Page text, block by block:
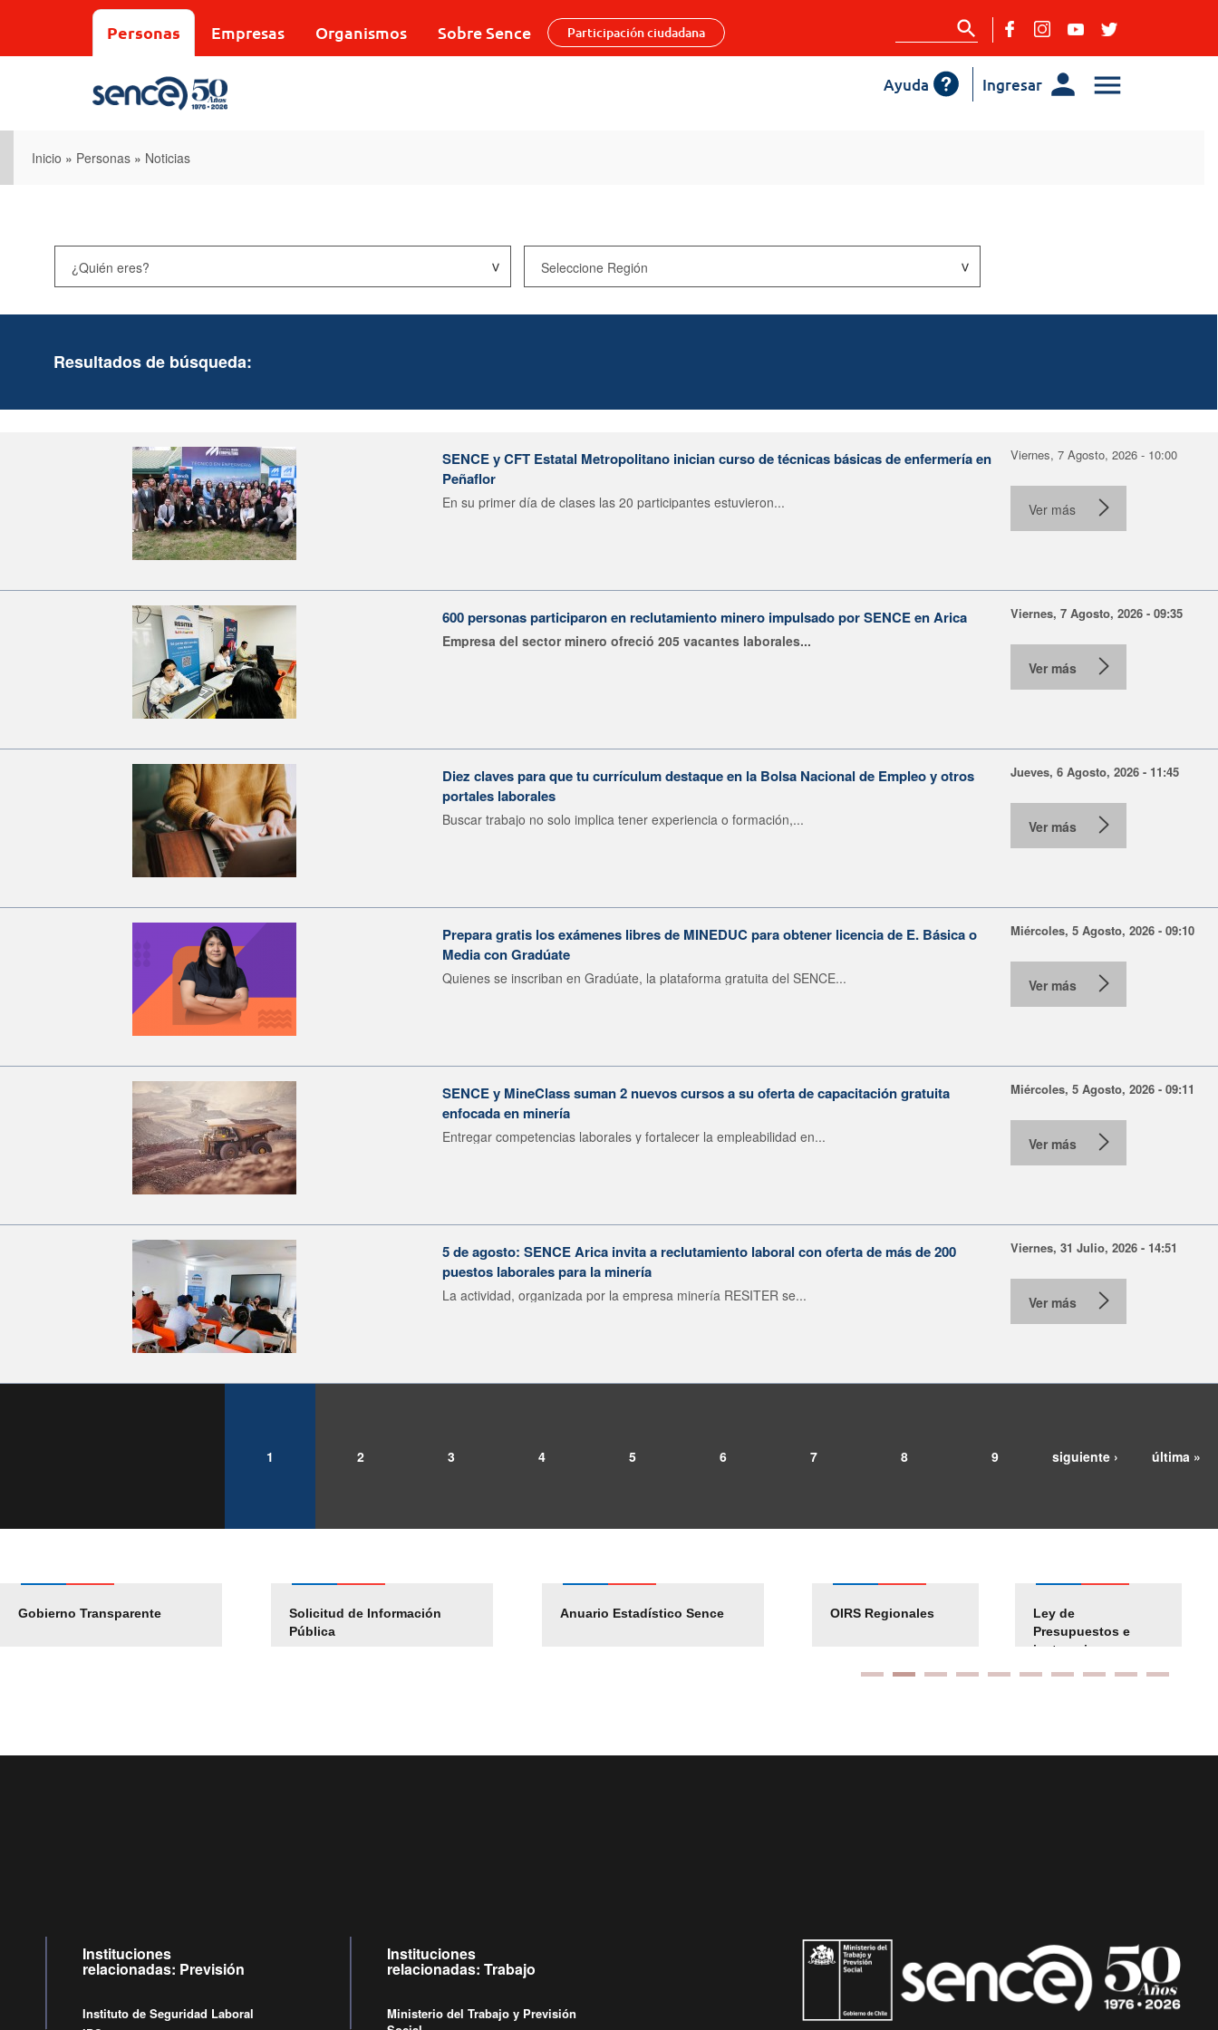
Personas Empresas Organismos Sobre Sence Participación ciudadana
Ingresar
Ayuda
Inicio » Personas » Noticias
Resultados de búsqueda:
SENCE y CFT Estatal Metropolitano inician curso de técnicas básicas de enfermería en
Peñaflor
En su primer día de clases las 20 participantes estuvieron...
Viernes, 7 Agosto, 2026 - 10:00
Ver más
600 personas participaron en reclutamiento minero impulsado por SENCE en Arica
Empresa del sector minero ofreció 205 vacantes laborales...
Viernes, 7 Agosto, 2026 - 09:35
Ver más
Diez claves para que tu currículum destaque en la Bolsa Nacional de Empleo y otros
portales laborales
Buscar trabajo no solo implica tener experiencia o formación,...
Jueves, 6 Agosto, 2026 - 11:45
Ver más
Prepara gratis los exámenes libres de MINEDUC para obtener licencia de E. Básica o
Media con Gradúate
Quienes se inscriban en Gradúate, la plataforma gratuita del SENCE...
Miércoles, 5 Agosto, 2026 - 09:10
Ver más
SENCE y MineClass suman 2 nuevos cursos a su oferta de capacitación gratuita
enfocada en minería
Entregar competencias laborales y fortalecer la empleabilidad en...
Miércoles, 5 Agosto, 2026 - 09:11
Ver más
5 de agosto: SENCE Arica invita a reclutamiento laboral con oferta de más de 200
puestos laborales para la minería
La actividad, organizada por la empresa minería RESITER se...
Viernes, 31 Julio, 2026 - 14:51
Ver más
1 2 3 4 5 6 7 8 9 siguiente › última »
Gobierno Transparente
Solicitud de Información
Pública
Anuario Estadístico Sence
Pago Proveedores
Empleos Públicos
Solicitud Audiencias
OIRS Regionales
Ley de
Presupuestos e
instrucciones
Instituciones
relacionadas: Previsión
Instituto de Seguridad Laboral
Instituciones
relacionadas: Trabajo
Ministerio del Trabajo y Previsión